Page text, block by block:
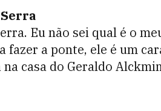
Eu não sei qual é o
fazer a ponte, ele é um
casa do Geraldo